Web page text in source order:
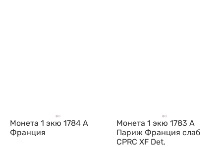
Монета 1 экю 1784 A
Франция
Монета 1 экю 1783 A
Париж Франция слаб
CPRC XF Det.